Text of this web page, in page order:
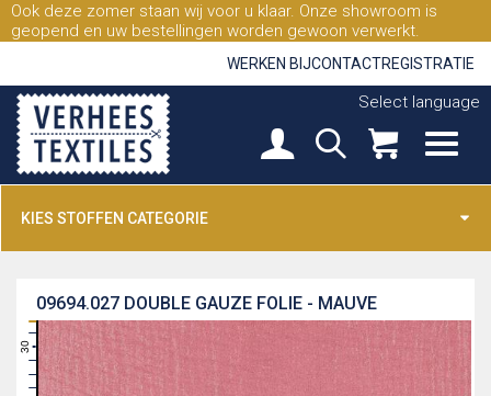
Ook deze zomer staan wij voor u klaar. Onze showroom is
geopend en uw bestellingen worden gewoon verwerkt.
WERKEN BIJCONTACTREGISTRATIE
Select language
KIES STOFFEN CATEGORIE
DOUBLE GAUZE FOLIE - MAUVE
09694.027
30
31